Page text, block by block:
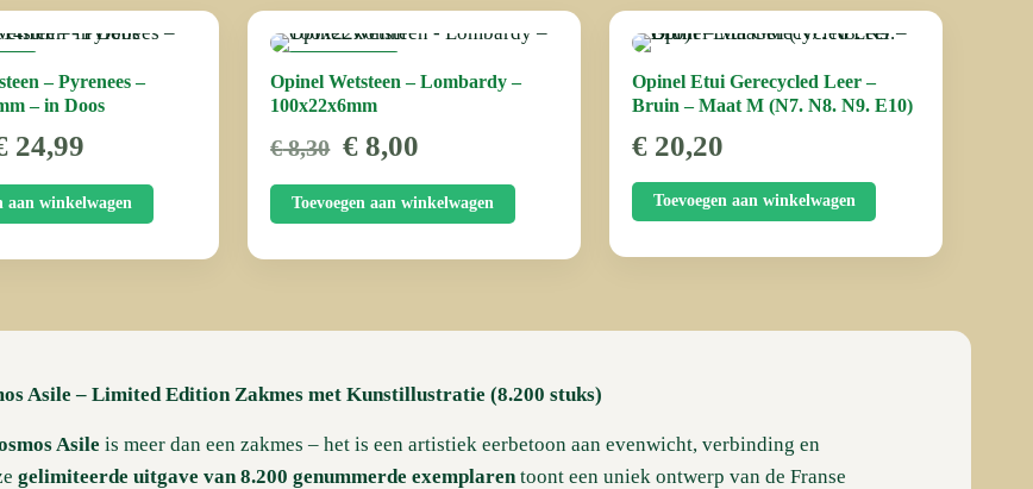
– Pyrenees –
– in Doos
24,99
prijs
is:
aan winkelwagen
Opinel Wetsteen – Lombardy –
100x22x6mm
€8,30 Oorspronkelijke
prijs
was:
€ 8,00
prijs
is:
Toevoegen aan winkelwagen
Opinel Etui Gerecycled Leer –
Bruin – Maat M (N7. N8. N9. E10)
€ 20,20
Toevoegen aan winkelwagen
Asile – Limited Edition Zakmes met Kunstillustratie (8.200 stuks)
Asile is meer dan een zakmes – het is een artistiek eerbetoon aan evenwicht, verbinding en
gelimiteerde uitgave van 8.200 genummerde exemplaren toont een uniek ontwerp van de Franse